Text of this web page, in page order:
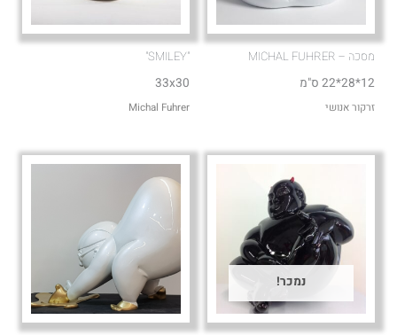
מסכה – MICHAL FUHRER
12*28*22 ס"מ
זרקור אנושי
33x30
Michal Fuhrer
נמכר!